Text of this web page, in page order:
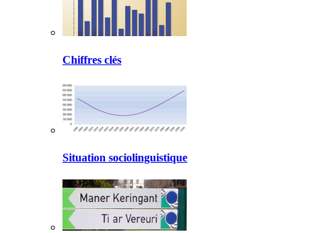
Chiffres clés
Situation sociolinguistique